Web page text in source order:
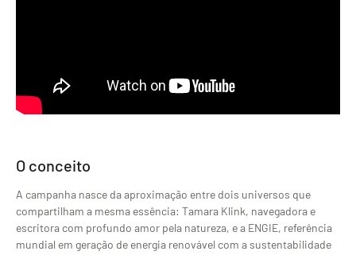
O conceito
A campanha nasce da aproximação entre dois universos que
compartilham a mesma essência: Tamara Klink, navegadora e
escritora com profundo amor pela natureza, e a ENGIE, referência
mundial em geração de energia renovável com a sustentabilidade